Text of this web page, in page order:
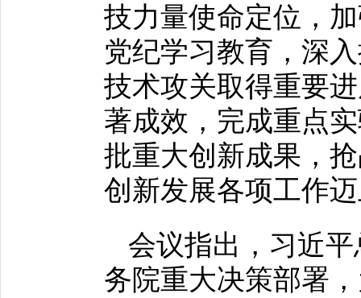
技力量使命定位，
党纪学习教育，深
技术攻关取得重要
著成效，完成重点
批重大创新成果，
创新发展各项工作
会议指出，习近
务院重大决策部署